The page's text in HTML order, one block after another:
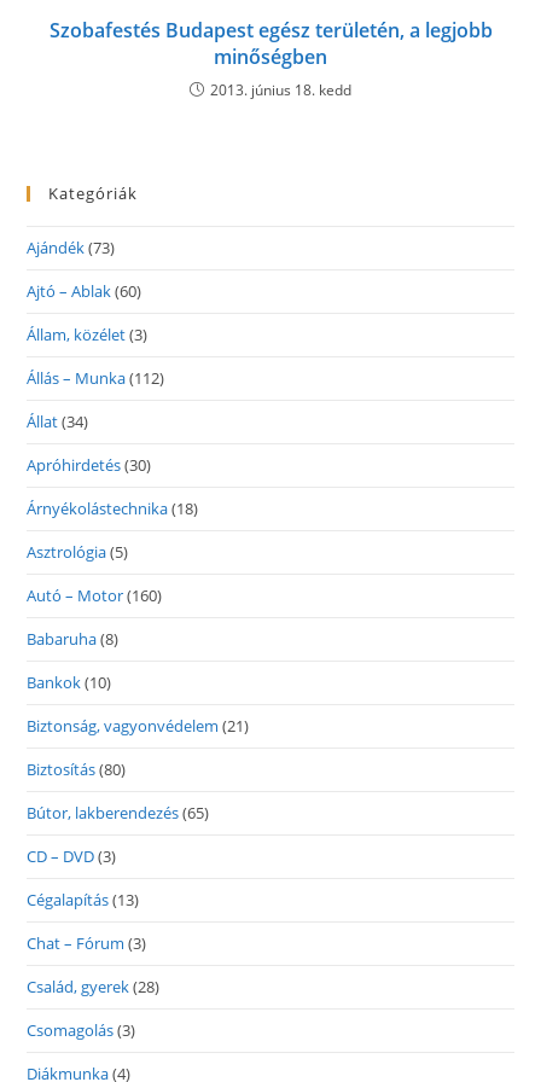
Szobafestés Budapest egész területén, a legjobb
minőségben
2013. június 18. kedd
Kategóriák
Ajándék(73)
Ajtó – Ablak(60)
Állam, közélet(3)
Állás – Munka(112)
Állat(34)
Apróhirdetés(30)
Árnyékolástechnika(18)
Asztrológia(5)
Autó – Motor(160)
Babaruha(8)
Bankok(10)
Biztonság, vagyonvédelem (21)
Biztosítás(80)
Bútor, lakberendezés(65)
CD – DVD(3)
Cégalapítás(13)
Chat – Fórum (3)
Család, gyerek(28)
Csomagolás(3)
Diákmunka(4)